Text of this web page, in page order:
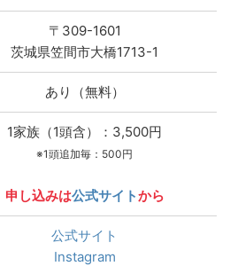
〒309-1601
茨城県笠間市大橋1713-1
あり（無料）
1家族（1頭含）：3,500円
※1頭追加毎：500円
申し込みは公式サイトから
公式サイト
Instagram